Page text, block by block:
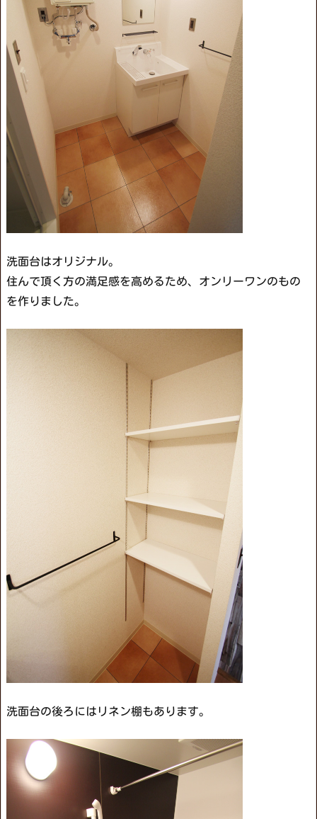
洗面台はオリジナル。
住んで頂く方の満足感を高めるため、オンリーワンのもの
を作りました。
洗面台の後ろにはリネン棚もあります。